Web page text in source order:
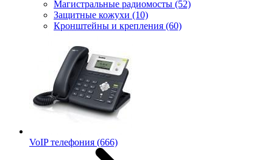
Магистральные радиомосты (52)
Защитные кожухи (10)
Кронштейны и крепления (60)
VoIP телефония (666)